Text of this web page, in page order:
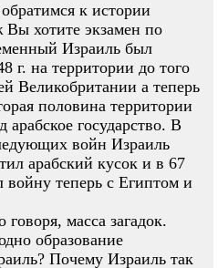
к истории
Вы хотите экзамен по
Израиль был
г. на территории до того
Великобритании а теперь
половина территории
арабское государство. В
войн Израиль
арабский кусок и в 67
войну теперь с Египтом и
говоря, масса загадок.
образование
Почему Израиль так